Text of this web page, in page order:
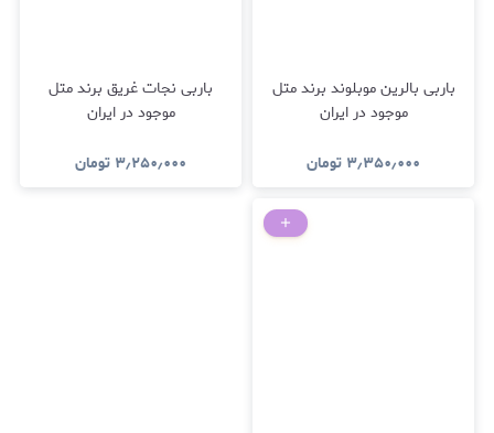
باربی بالرین موبلوند برند متل
موجود در ایران
۳٫۳۵۰٫۰۰۰ تومان
باربی نجات غریق برند متل
موجود در ایران
۳٫۲۵۰٫۰۰۰ تومان